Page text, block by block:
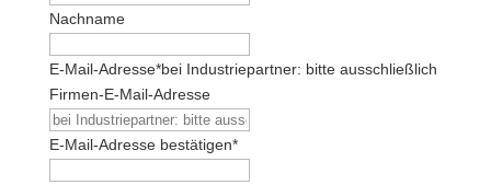
Nachname
E-Mail-Adresse*bei Industriepartner: bitte ausschließlich
Firmen-E-Mail-Adresse
E-Mail-Adresse bestätigen*